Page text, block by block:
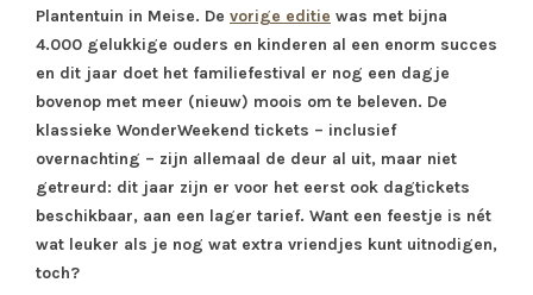
Plantentuin in Meise. De vorige editie was met bijna
4.000 gelukkige ouders en kinderen al een enorm succes
en dit jaar doet het familiefestival er nog een dagje
bovenop met meer (nieuw) moois om te beleven. De
klassieke WonderWeekend tickets – inclusief
overnachting – zijn allemaal de deur al uit, maar niet
getreurd: dit jaar zijn er voor het eerst ook dagtickets
beschikbaar, aan een lager tarief. Want een feestje is nét
wat leuker als je nog wat extra vriendjes kunt uitnodigen,
toch?